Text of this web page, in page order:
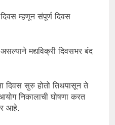
म्हणून संपूर्ण दिवस
मद्यविक्री दिवसभर बंद
दिवस सुरु होतो तिथपासून ते
निकालाची घोषणा करत
आहे.